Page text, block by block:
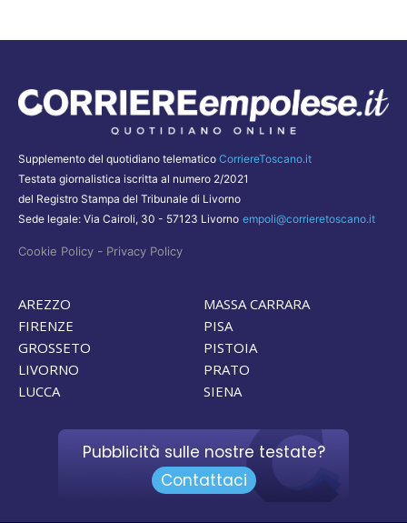
Supplemento del quotidiano telematico CorriereToscano.it
Testata giornalistica iscritta al numero 2/2021
del Registro Stampa del Tribunale di Livorno
Sede legale: Via Cairoli, 30 - 57123 Livorno empoli@corrieretoscano.it
Cookie Policy - Privacy Policy
AREZZO
FIRENZE
GROSSETO
LIVORNO
LUCCA
MASSA CARRARA
PISA
PISTOIA
PRATO
SIENA
Pubblicità sulle nostre testate?
Contattaci